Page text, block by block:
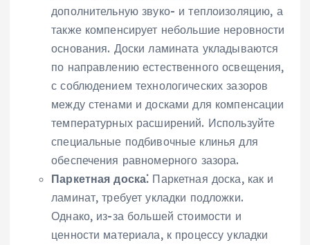
дополнительную звуко- и теплоизоляцию, а
также компенсирует небольшие неровности
основания. Доски ламината укладываются
по направлению естественного освещения,
с соблюдением технологических зазоров
между стенами и досками для компенсации
температурных расширений. Используйте
специальные подбивочные клинья для
обеспечения равномерного зазора.
Паркетная доска⁚ Паркетная доска, как и
ламинат, требует укладки подложки.
Однако, из-за большей стоимости и
ценности материала, к процессу укладки